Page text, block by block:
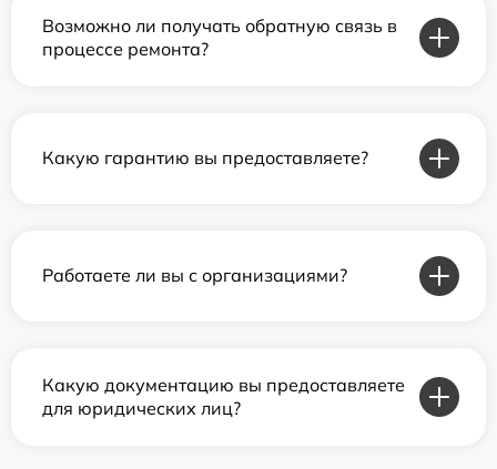
Возможно ли получать обратную связь в
процессе ремонта?
Какую гарантию вы предоставляете?
Работаете ли вы с организациями?
Какую документацию вы предоставляете
для юридических лиц?